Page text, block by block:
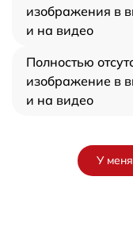
изображения в
и на видео
Полностью
изображение в
и на видео
У